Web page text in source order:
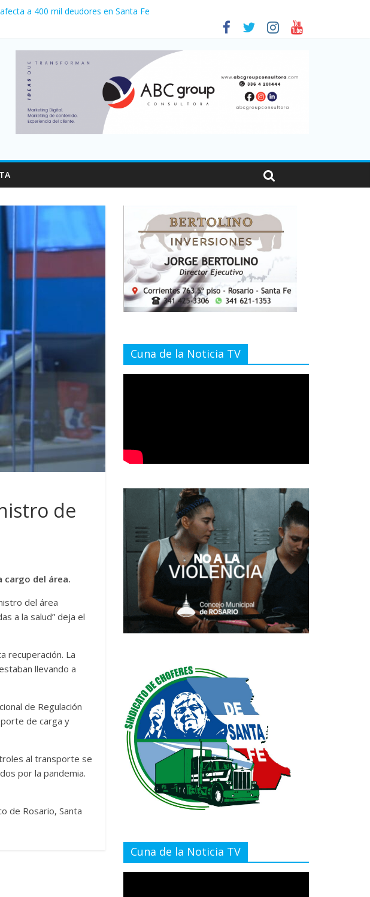
4,6 millones de personas viajaron por el país, un 5,9% más que en 2025
interanual
de
cargo del área.
del área
a la salud” deja el
recuperación. La
llevando a
de Regulación
de carga y
al transporte se
por la pandemia.
de Rosario, Santa
Cuna de la Noticia TV
Cuna de la Noticia TV